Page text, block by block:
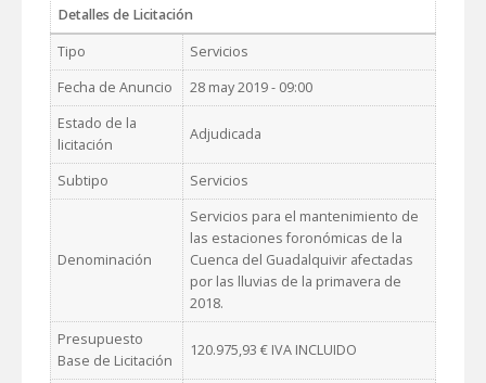
Detalles de Licitación
Tipo
Servicios
Fecha de Anuncio
28 may 2019 - 09:00
Estado de la
licitación
Adjudicada
Subtipo Servicios
Denominación
Servicios para el mantenimiento de
las estaciones foronómicas de la
Cuenca del Guadalquivir afectadas
por las lluvias de la primavera de
2018.
Presupuesto
Base de Licitación
120.975,93 € IVA INCLUIDO